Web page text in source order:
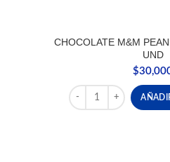
CHOCOLATE M&M
UND
$
CHOCOLATE M&M